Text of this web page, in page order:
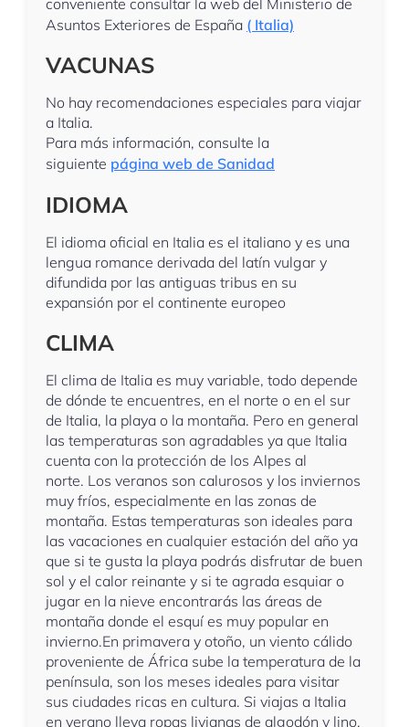
Asuntos Exteriores de España ( Italia)
VACUNAS
No hay recomendaciones especiales para viajar
a Italia.
Para más información, consulte la
siguiente página web de Sanidad
IDIOMA
El idioma oficial en Italia es el italiano y es una
lengua romance derivada del latín vulgar y
difundida por las antiguas tribus en su
expansión por el continente europeo
CLIMA
El clima de Italia es muy variable, todo depende
de dónde te encuentres, en el norte o en el sur
de Italia, la playa o la montaña. Pero en general
las temperaturas son agradables ya que Italia
cuenta con la protección de los Alpes al
norte. Los veranos son calurosos y los inviernos
muy fríos, especialmente en las zonas de
montaña. Estas temperaturas son ideales para
las vacaciones en cualquier estación del año ya
que si te gusta la playa podrás disfrutar de buen
sol y el calor reinante y si te agrada esquiar o
jugar en la nieve encontrarás las áreas de
montaña donde el esquí es muy popular en
invierno.En primavera y otoño, un viento cálido
proveniente de África sube la temperatura de la
península, son los meses ideales para visitar
sus ciudades ricas en cultura. Si viajas a Italia
en verano lleva ropas livianas de algodón y lino,